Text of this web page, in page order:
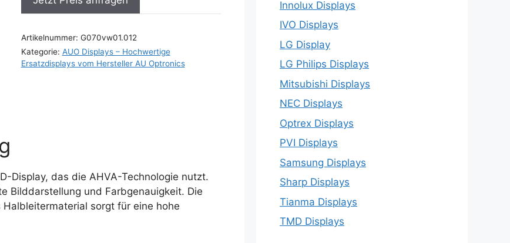
Artikelnummer: G070vw01.012
Kategorie: AUO Displays – Hochwertige
Ersatzdisplays vom Hersteller AU Optronics
Display, das die AHVA-Technologie nutzt.
Bilddarstellung und Farbgenauigkeit. Die
sorgt für eine hohe
Innolux Displays
IVO Displays
LG Display
LG Philips Displays
Mitsubishi Displays
NEC Displays
Optrex Displays
PVI Displays
Samsung Displays
Sharp Displays
Tianma Displays
TMD Displays